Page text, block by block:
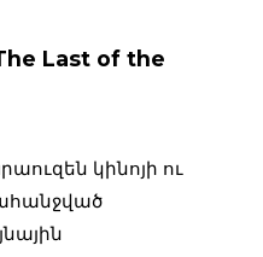
Last of the
կինոյի ու